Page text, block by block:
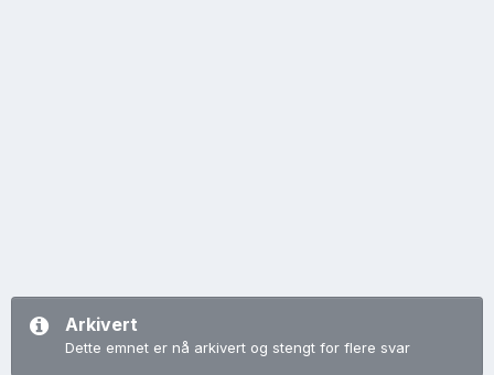
Arkivert
Dette emnet er nå arkivert og stengt for flere svar